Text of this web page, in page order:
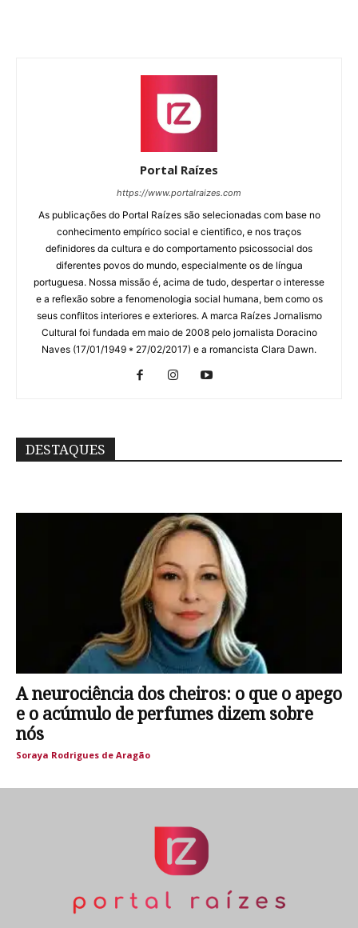
Portal Raízes
https://www.portalraizes.com
As publicações do Portal Raízes são selecionadas com base no
conhecimento empírico social e cientifico, e nos traços
definidores da cultura e do comportamento psicossocial dos
diferentes povos do mundo, especialmente os de língua
portuguesa. Nossa missão é, acima de tudo, despertar o interesse
e a reflexão sobre a fenomenologia social humana, bem como os
seus conflitos interiores e exteriores. A marca Raízes Jornalismo
Cultural foi fundada em maio de 2008 pelo jornalista Doracino
Naves (17/01/1949 * 27/02/2017) e a romancista Clara Dawn.
DESTAQUES
A neurociência dos cheiros: o que o apego
e o acúmulo de perfumes dizem sobre
nós
Soraya Rodrigues de Aragão